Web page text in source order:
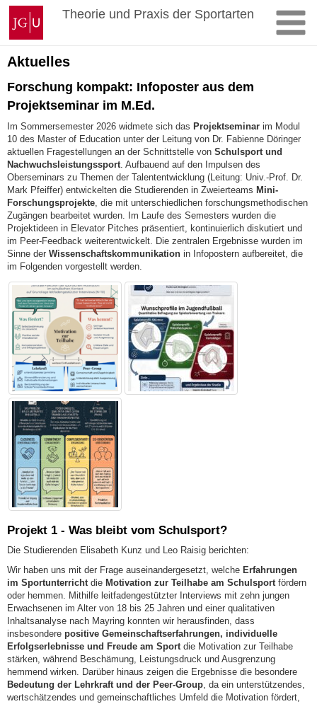
Zum
Inhalt
springen
Johannes
Gutenberg-
Universität
Mainz
Theorie und Praxis der Sportarten
Aktuelles
Forschung kompakt: Infoposter aus dem
Projektseminar im M.Ed.
Im Sommersemester 2026 widmete sich das Projektseminar im Modul
10 des Master of Education unter der Leitung von Dr. Fabienne Döringer
aktuellen Fragestellungen an der Schnittstelle von Schulsport und
Nachwuchsleistungssport. Aufbauend auf den Impulsen des
Oberseminars zu Themen der Talententwicklung (Leitung: Univ.-Prof. Dr.
Mark Pfeiffer) entwickelten die Studierenden in Zweierteams Mini-
Forschungsprojekte, die mit unterschiedlichen forschungsmethodischen
Zugängen bearbeitet wurden. Im Laufe des Semesters wurden die
Projektideen in Elevator Pitches präsentiert, kontinuierlich diskutiert und
im Peer-Feedback weiterentwickelt. Die zentralen Ergebnisse wurden im
Sinne der Wissenschaftskommunikation in Infopostern aufbereitet, die
im Folgenden vorgestellt werden.
Projekt 1 - Was bleibt vom Schulsport?
Die Studierenden Elisabeth Kunz und Leo Raisig berichten:
Wir haben uns mit der Frage auseinandergesetzt, welche Erfahrungen
im Sportunterrichtdie Motivation zur Teilhabe am Schulsportfördern
oder hemmen. Mithilfe leitfadengestützter Interviews mit zehn jungen
Erwachsenen im Alter von 18 bis 25 Jahren und einer qualitativen
Inhaltsanalyse nach Mayring konnten wir herausfinden, dass
insbesondere positive Gemeinschaftserfahrungen, individuelle
Erfolgserlebnisse und Freude am Sportdie Motivation zur Teilhabe
stärken, während Beschämung, Leistungsdruck und Ausgrenzung
hemmend wirken. Darüber hinaus zeigen die Ergebnisse die besondere
Bedeutung der Lehrkraft und der Peer-Group, da ein unterstützendes,
wertschätzendes und gemeinschaftliches Umfeld die Motivation fördert,